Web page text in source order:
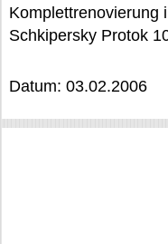
Komplettrenovierung
Schkipersky Protok
Datum: 03.02.2006